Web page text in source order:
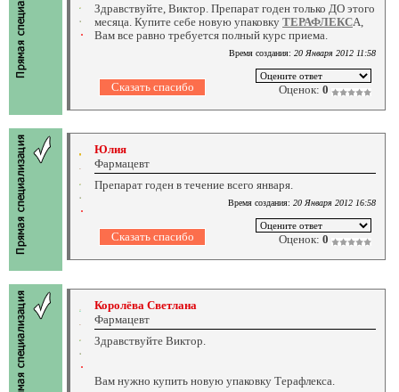
Здравствуйте, Виктор. Препарат годен только ДО этого
месяца. Купите себе новую упаковку ТЕРАФЛЕКСА,
Вам все равно требуется полный курс приема.
Время создания: 20 Января 2012 11:58
Оценок: 0
Юлия
Фармацевт
Препарат годен в течение всего января.
Время создания: 20 Января 2012 16:58
Оценок: 0
Королёва Светлана
Фармацевт
Здравствуйте Виктор.
Вам нужно купить новую упаковку Терафлекса.